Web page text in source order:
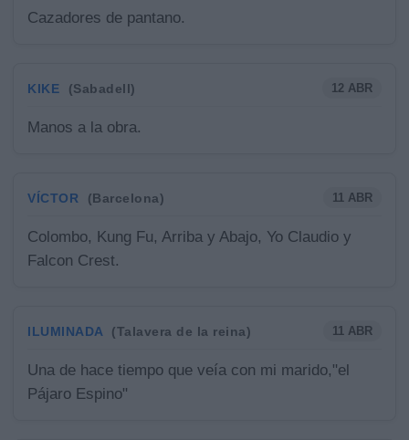
Cazadores de pantano.
KIKE (Sabadell) 12 ABR
Manos a la obra.
VÍCTOR (Barcelona) 11 ABR
Colombo, Kung Fu, Arriba y Abajo, Yo Claudio y
Falcon Crest.
ILUMINADA (Talavera de la reina) 11 ABR
Una de hace tiempo que veía con mi marido,"el
Pájaro Espino"